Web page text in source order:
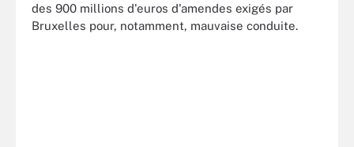
des 900 millions d'euros d'amendes exigés par
Bruxelles pour, notamment, mauvaise conduite.